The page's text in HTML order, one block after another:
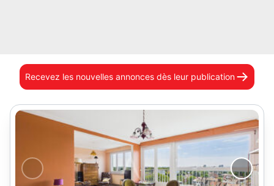
Recevez les nouvelles annonces dès leur publication